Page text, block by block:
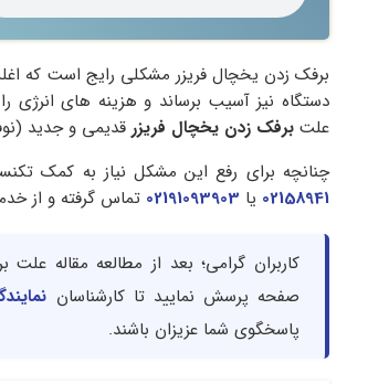
برفک زدن یخچال فریزر مشکلی رایج است که
دستگاه نیز آسیب برساند و هزینه‌ های انرژی
علت برفک زدن یخچال فریزر قدیمی و جدید
چنانچه برای رفع این مشکل نیاز به کمک
02158941 یا 02191093903 تماس گرفته و از
کاربران گرامی؛ بعد از مطالعه مقاله
صفحه پرسش نمایید تا کارشناسان
پاسخگوی شما عزیزان باشند.